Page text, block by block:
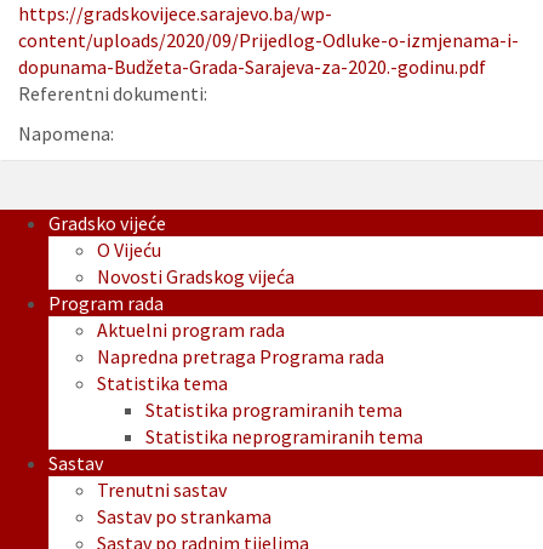
https://gradskovijece.sarajevo.ba/wp-
content/uploads/2020/09/Prijedlog-Odluke-o-izmjenama-i-
dopunama-Budžeta-Grada-Sarajeva-za-2020.-godinu.pdf
Referentni dokumenti:
Napomena:
Gradsko vijeće
O Vijeću
Novosti Gradskog vijeća
Program rada
Aktuelni program rada
Napredna pretraga Programa rada
Statistika tema
Statistika programiranih tema
Statistika neprogramiranih tema
Sastav
Trenutni sastav
Sastav po strankama
Sastav po radnim tijelima